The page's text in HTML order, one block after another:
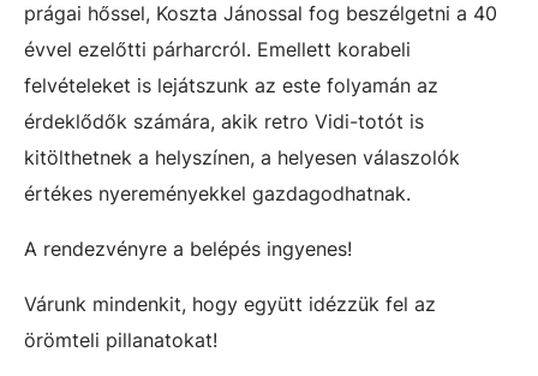
prágai hőssel, Koszta Jánossal fog beszélgetni a 40
évvel ezelőtti párharcról. Emellett korabeli
felvételeket is lejátszunk az este folyamán az
érdeklődők számára, akik retro Vidi-totót is
kitölthetnek a helyszínen, a helyesen válaszolók
értékes nyereményekkel gazdagodhatnak.
A rendezvényre a belépés ingyenes!
Várunk mindenkit, hogy együtt idézzük fel az
örömteli pillanatokat!